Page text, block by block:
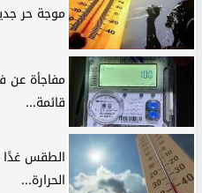
موجة حر جديدة تضرب
مفاجأة عن
قائمة...
الحرارة...